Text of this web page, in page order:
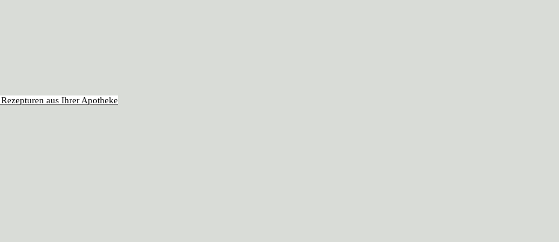
aus Ihrer Apotheke